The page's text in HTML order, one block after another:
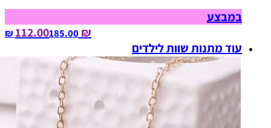
במבצע
₪ 112.00
185.00‏ ₪
עוד מתנות שוות לילדים